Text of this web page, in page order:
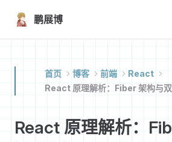
Skip to content
鹏展博
首页 博客 前端
React
React 原理解析：Fiber 架构与双
React 原理解析：